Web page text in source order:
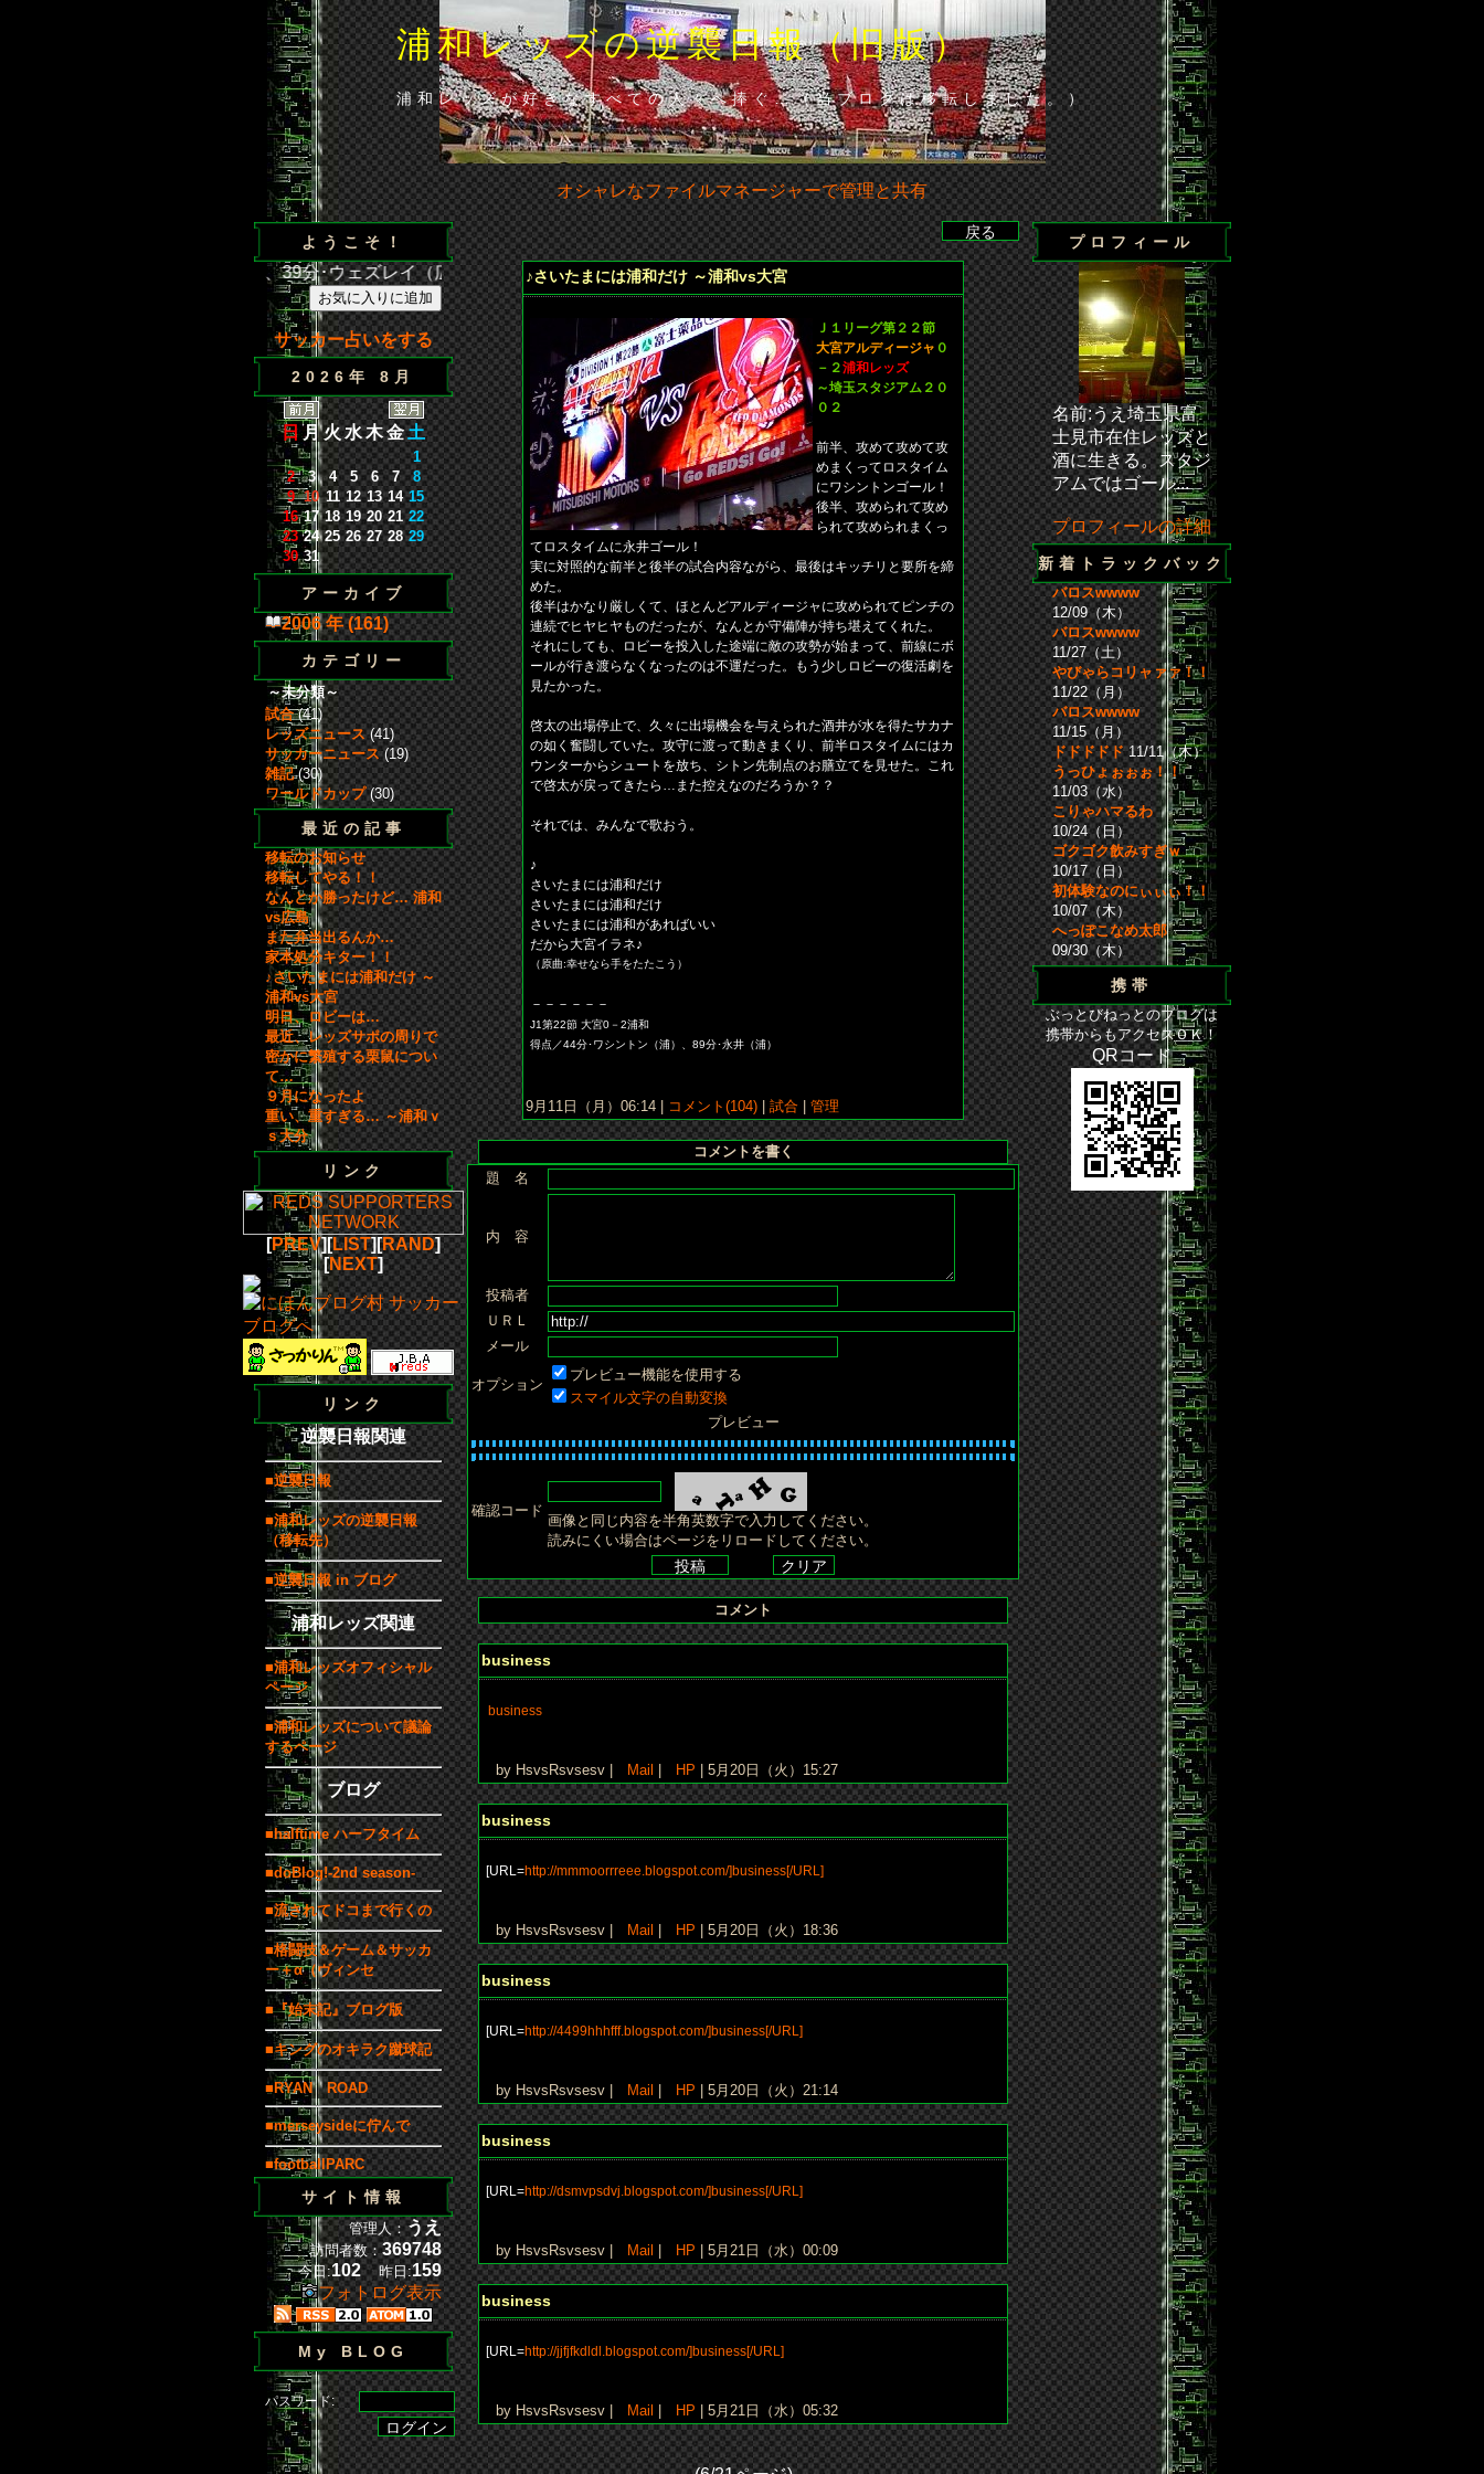
浦和レッズの逆襲日報（旧版）
浦和レッズが好きなすべての人々へ捧ぐ…（当ブロクは移転しました。）
オシャレなファイルマネージャーで管理と共有
ようこそ！
得点／35分･闘莉王（浦）、39分･ウェズレイ（広）、86分･山田（浦）◆山田の貴重な勝ち越し点で下位広島に辛くも勝利◆・・・ 次節の試合／J1第24節 浦和－清水（埼玉スタジア
サッカー占いをする
2026年 8月
日 月火 水木金土
1
2
3 4 5 6 7
8
9 10 11 12 13 14 15
16 17 18 19 20 21 22
23 24 25 26 27 28 29
30 31
アーカイブ
2006 年 (161)
カテゴリー
～未分類～
試合(41)
レッズニュース(41)
サッカーニュース(19)
雑記(30)
ワールドカップ(30)
最近の記事
移転のお知らせ
移転してやる！！
なんとか勝ったけど… 浦和
vs広島
また弁当出るんか…
家本処分キター！！
♪さいたまには浦和だけ ～
浦和vs大宮
明日、ロビーは…
最近、レッズサポの周りで
密かに繁殖する栗鼠につい
て…
９月になったよ
重い、重すぎる… ～浦和ｖ
ｓ大分
リンク
[PREV][LIST][RAND]
[NEXT]
リンク
逆襲日報関連
■逆襲日報
■浦和レッズの逆襲日報
（移転先）
■逆襲日報 in ブログ
浦和レッズ関連
■浦和レッズオフィシャル
ページ
■浦和レッズについて議論
するページ
ブログ
■halftime ハーフタイム
■doBlog!-2nd season-
■流されてドコまで行くの
■格闘技＆ゲーム＆サッカ
ー＋α（ヴィンセ
■『始末記』ブログ版
■キングのオキラク蹴球記
■RYAN ROAD
■merseysideに佇んで
■footballPARC
サイト情報
管理人：うえ
訪問者数：369748
今日:102 昨日:159
フォトログ表示
My BLOG
パスワード:
♪さいたまには浦和だけ ～浦和vs大宮
Ｊ１リーグ第２２節
大宮アルディージャ ０
－２浦和レッズ
～埼玉スタジアム２０
０２
前半、攻めて攻めて攻
めまくってロスタイム
にワシントンゴール！
後半、攻められて攻め
られて攻められまくっ
てロスタイムに永井ゴール！
実に対照的な前半と後半の試合内容ながら、最後はキッチリと要所を締
めた。
後半はかなり厳しくて、ほとんどアルディージャに攻められてピンチの
連続でヒヤヒヤものだったが、なんとか守備陣が持ち堪えてくれた。
それにしても、ロビーを投入した途端に敵の攻勢が始まって、前線にボ
ールが行き渡らなくなったのは不運だった。もう少しロビーの復活劇を
見たかった。
啓太の出場停止で、久々に出場機会を与えられた酒井が水を得たサカナ
の如く奮闘していた。攻守に渡って動きまくり、前半ロスタイムにはカ
ウンターからシュートを放ち、シトン先制点のお膳立てを見せた。これ
で啓太が戻ってきたら…また控えなのだろうか？？
それでは、みんなで歌おう。
♪
さいたまには浦和だけ
さいたまには浦和だけ
さいたまには浦和があればいい
だから大宮イラネ♪
（原曲:幸せなら手をたたこう）
－－－－－－
J1第22節 大宮0－2浦和
得点／44分･ワシントン（浦）、89分･永井（浦）
9月11日（月）06:14 | コメント(104) 試合 管理
コメントを書く
題 名
内 容
投稿者
ＵＲＬ
メール
オプション
プレビュー機能を使用する
スマイル文字の自動変換
プレビュー
確認コード
画像と同じ内容を半角英数字で入力してください。
読みにくい場合はページをリロードしてください。
コメント
business
business
by HsvsRsvsesv | Mail HP | 5月20日（火）15:27
business
[URL=http://mmmoorrreee.blogspot.com/]business[/URL]
by HsvsRsvsesv | Mail HP | 5月20日（火）18:36
business
[URL=http://4499hhhfff.blogspot.com/]business[/URL]
by HsvsRsvsesv | Mail HP | 5月20日（火）21:14
business
[URL=http://dsmvpsdvj.blogspot.com/]business[/URL]
by HsvsRsvsesv | Mail HP | 5月21日（水）00:09
business
[URL=http://jjfjfkdldl.blogspot.com/]business[/URL]
by HsvsRsvsesv | Mail HP | 5月21日（水）05:32
プロフィール
名前:うえ埼玉県富
士見市在住レッズと
酒に生きる。スタジ
アムではゴール...
プロフィールの詳細
新着トラックバック
バロスwwww
12/09（木）
バロスwwww
11/27（土）
やびゃらコリャァァ！！
11/22（月）
バロスwwww
11/15（月）
ドドドドド11/11（木）
うっひょぉぉぉ！！
11/03（水）
こりゃハマるわ
10/24（日）
ゴクゴク飲みすぎｗ
10/17（日）
初体験なのにぃぃぃ！！
10/07（木）
へっぽこなめ太郎
09/30（木）
携帯
ぶっとびねっとのブログは
携帯からもアクセスＯＫ！
QRコード